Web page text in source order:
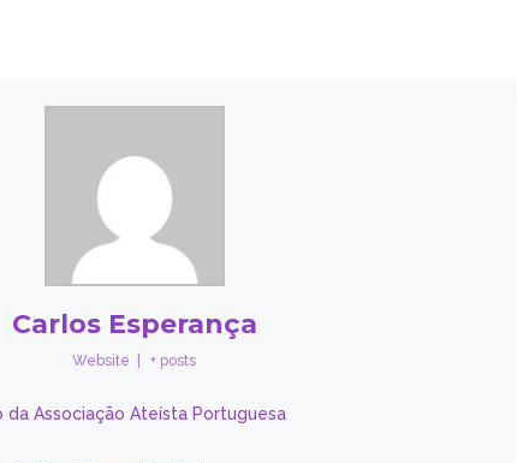
Carlos Esperança
Website + posts
da Associação Ateísta Portuguesa